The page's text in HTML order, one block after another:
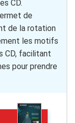
CD.
de
de la rotation
les motifs
CD, facilitant
pour prendre